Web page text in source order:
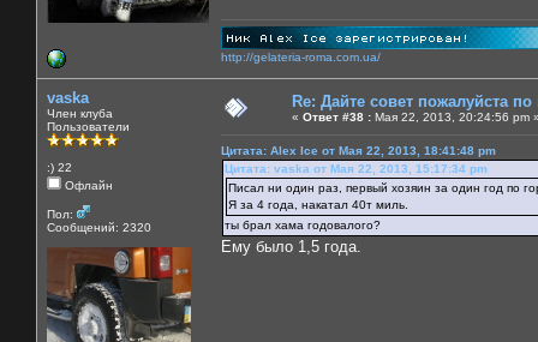
http://gelateria-roma.com.ua/
vaska
Член клуба
Пользователи
:) 22
Офлайн
Пол:
Сообщений: 2320
Re: Дайте совет пожалуйста
« Ответ #38 : Мая 22, 2013, 20:24:56 pm
Цитата: Alex Ice от Мая 22, 2013, 18:41:48 pm
Цитата: vaska от Мая 22, 2013, 15:17:34 pm
Писал ни один раз, первый хозяин за один год по
Я за 4 года, накатал 40т миль.
ты брал хама годовалого?
Ему было 1,5 года.